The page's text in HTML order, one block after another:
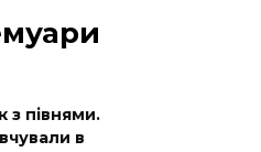
з півнями.
в